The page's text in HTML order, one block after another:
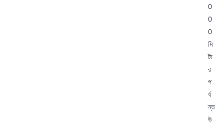
0
0
0
মি
টা
র
প
র্য
ন্ত
উ